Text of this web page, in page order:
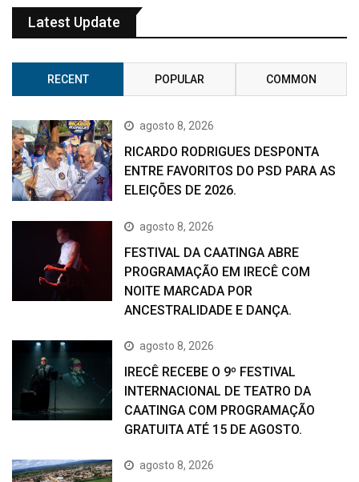
Latest Update
RECENT POPULAR COMMON
agosto 8, 2026
RICARDO RODRIGUES DESPONTA
ENTRE FAVORITOS DO PSD PARA AS
ELEIÇÕES DE 2026.
agosto 8, 2026
FESTIVAL DA CAATINGA ABRE
PROGRAMAÇÃO EM IRECÊ COM
NOITE MARCADA POR
ANCESTRALIDADE E DANÇA.
agosto 8, 2026
IRECÊ RECEBE O 9º FESTIVAL
INTERNACIONAL DE TEATRO DA
CAATINGA COM PROGRAMAÇÃO
GRATUITA ATÉ 15 DE AGOSTO.
agosto 8, 2026